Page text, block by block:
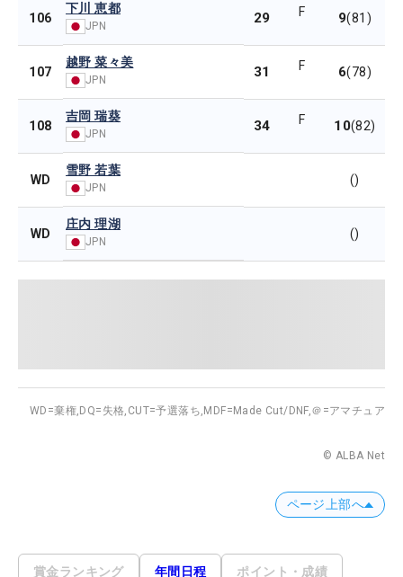
106
下川 恵都
JPN 29 F 9(81)
107
越野 菜々美
JPN 31 F 6(78)
108
吉岡 瑞葵
JPN 34 F 10(82)
WD
雪野 若葉
JPN
()
WD
庄内 理湖
JPN
()
WD=棄権, DQ=失格, CUT=予選落ち, MDF=Made Cut/DNF,＠=アマチュア
© ALBA Net
ページ上部へ
賞金ランキング 年間日程 ポイント・成績